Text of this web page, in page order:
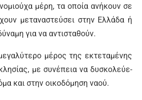
μέ­ρη, τα ο­ποί­α α­νή­κουν σε
με­τα­να­στεύ­σει στην Ελ­λά­δα ή
για να α­ντι­στα­θούν.
μέ­ρος της ε­κτε­τα­μέ­νης
με συ­νέ­πεια να δυ­σκο­λεύ­ε­
και στην οι­κο­δό­μη­ση να­ού.